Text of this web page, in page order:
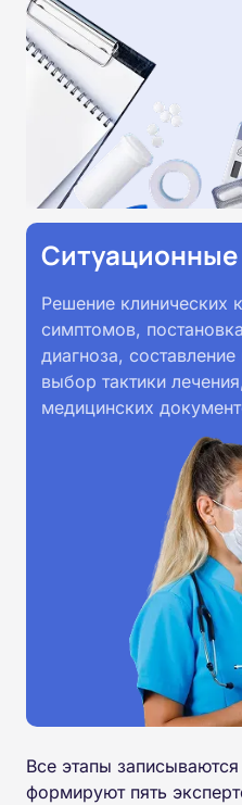
Ситуационные
Решение клинических
симптомов,
диагноза,
выбор тактики
медицинских
Все этапы
формируют пять